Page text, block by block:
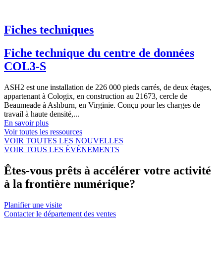
Fiches techniques
Fiche technique du centre de données
COL3-S
ASH2 est une installation de 226 000 pieds carrés, de deux étages,
appartenant à Cologix, en construction au 21673, cercle de
Beaumeade à Ashburn, en Virginie. Conçu pour les charges de
travail à haute densité,...
En savoir plus
Voir toutes les ressources
VOIR TOUTES LES NOUVELLES
VOIR TOUS LES ÉVÉNEMENTS
Êtes-vous prêts à accélérer votre activité
à la frontière numérique?
Planifier une visite
Contacter le département des ventes